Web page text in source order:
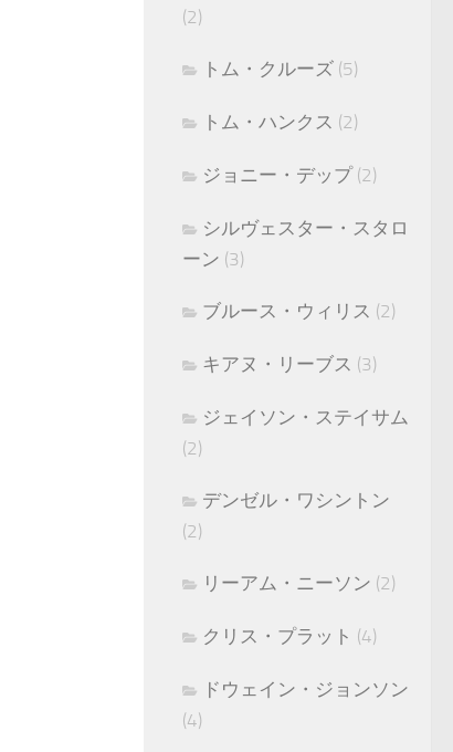
(2)
トム・クルーズ (5)
トム・ハンクス (2)
ジョニー・デップ(2)
シルヴェスター・スタロ
ーン (3)
ブルース・ウィリス (2)
キアヌ・リーブス (3)
ジェイソン・ステイサム
(2)
デンゼル・ワシントン
(2)
リーアム・ニーソン (2)
クリス・プラット (4)
ドウェイン・ジョンソン
(4)